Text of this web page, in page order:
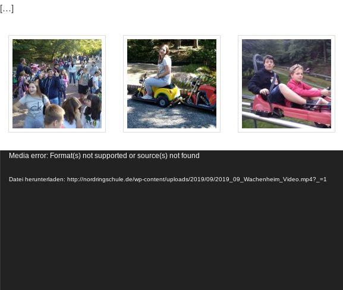
[…]
Video-
Media error: Format(s) not supported or source(s) not found
Datei herunterladen: http://nordringschule.de/wp-content/uploads/2019/09/2019_09_Wachenheim_Video.mp4?_=1